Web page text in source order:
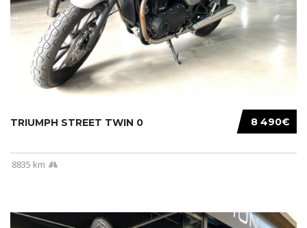
8 490€
TRIUMPH STREET TWIN 0
8835 km